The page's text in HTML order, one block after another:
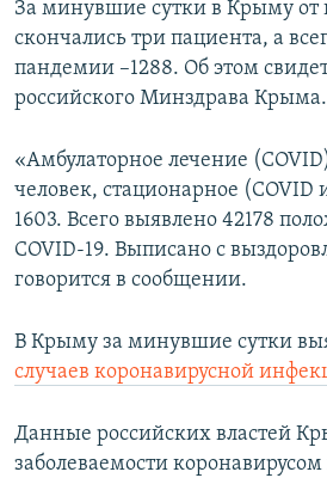
Все сайты RFE/RL
За минувшие сутки в Крыму от
скончались три пациента, а
пандемии –1288. Об этом
российского Минздрава Крыма.
«Амбулаторное лечение
человек, стационарное (COVID
1603. Всего выявлено 42178
COVID-19. Выписано с
говорится в сообщении.
В Крыму за минувшие сутки
случаев коронавирусной
Данные российских властей
заболеваемости